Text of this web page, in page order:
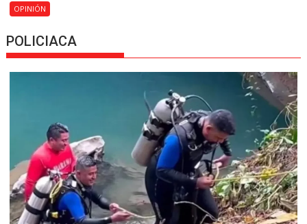
OPINIÓN
POLICIACA